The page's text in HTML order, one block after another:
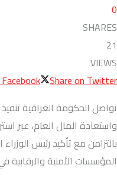
0
SHARES
21
VIEWS
Share on Twitter
تواصل الحكومة العراقية
واستعادة المال العام، عبر
بالتزامن مع تأكيد رئيس
المؤسسات الأمنية والرقابية